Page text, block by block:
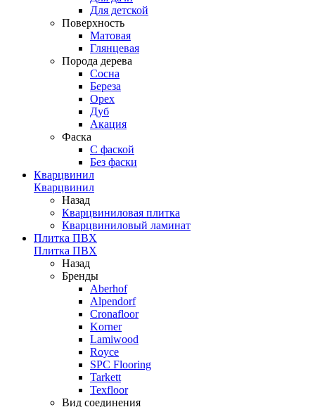
Для детской
Поверхность
Матовая
Глянцевая
Порода дерева
Сосна
Береза
Орех
Дуб
Акация
Фаска
С фаской
Без фаски
Кварцвинил
Кварцвинил
Назад
Кварцвиниловая плитка
Кварцвиниловый ламинат
Плитка ПВХ
Плитка ПВХ
Назад
Бренды
Aberhof
Alpendorf
Cronafloor
Korner
Lamiwood
Royce
SPC Flooring
Tarkett
Texfloor
Вид соединения